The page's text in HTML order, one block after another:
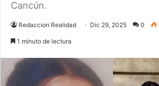
Cancún.
Redaccion Realidad Dic 29, 2025 0
1 minuto de lectura